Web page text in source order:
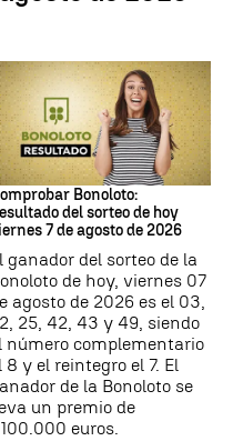
Bonoloto:
del sorteo de hoy
7 de agosto de 2026
ganador del sorteo de la
de hoy, viernes 07
agosto de 2026 es el 03,
25, 42, 43 y 49, siendo
número complementario
8 y el reintegro el 7. El
de la Bonoloto se
un premio de
euros.